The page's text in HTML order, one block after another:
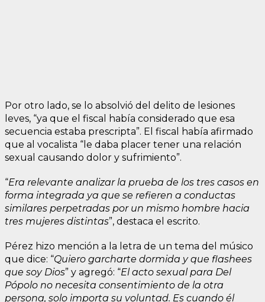
Por otro lado, se lo absolvió del delito de lesiones
leves, “ya que el fiscal había considerado que esa
secuencia estaba prescripta”. El fiscal había afirmado
que al vocalista “le daba placer tener una relación
sexual causando dolor y sufrimiento”.
“Era relevante analizar la prueba de los tres casos en
forma integrada ya que se refieren a conductas
similares perpetradas por un mismo hombre hacia
tres mujeres distintas”, destaca el escrito.
Pérez hizo mención a la letra de un tema del músico
que dice: “Quiero garcharte dormida y que flashees
que soy Dios” y agregó: “El acto sexual para Del
Pópolo no necesita consentimiento de la otra
persona, solo importa su voluntad. Es cuando él